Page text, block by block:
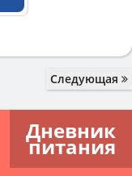
Следующая
Дневник
питания